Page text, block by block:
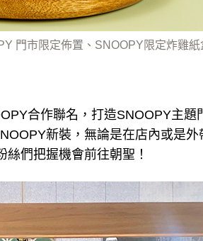
門市限定佈置、SNOOPY限定炸雞
合作聯名，打造SNOOPY主題
新裝，無論是在店內或是
們把握機會前往朝聖！